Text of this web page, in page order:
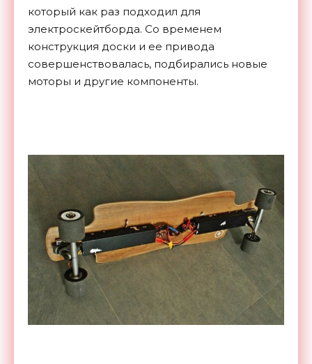
который как раз подходил для
электроскейтборда. Со временем
конструкция доски и ее привода
совершенствовалась, подбирались новые
моторы и другие компоненты.